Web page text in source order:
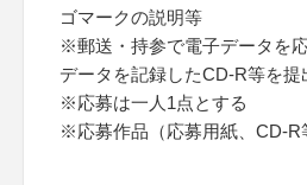
ゴマークの説明等
※郵送・持参で電子データを
データを記録したCD-R等を提
※応募は一人1点とする
※応募作品（応募用紙、CD-R